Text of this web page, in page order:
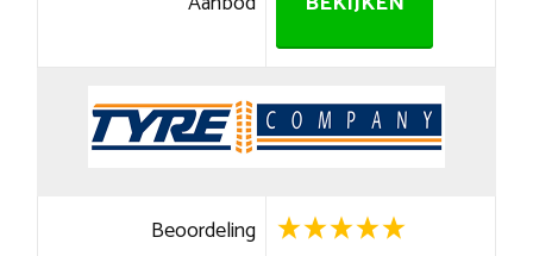
Beoordeling